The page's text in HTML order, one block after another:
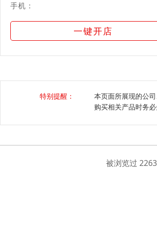
手机：
一键开店
特别提醒：
本页面所展现的公
购买相关产品时务
被浏览过